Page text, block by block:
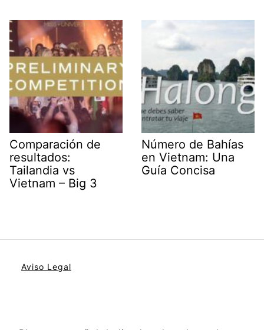
Comparación de
resultados:
Tailandia vs
Vietnam – Big 3
Número de Bahías
en Vietnam: Una
Guía Concisa
Aviso Legal